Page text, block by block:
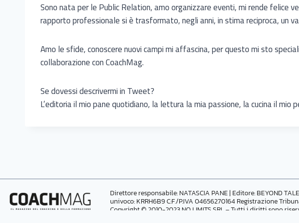
Sono nata per le Public Relation, amo organizzare eventi, mi rende felice
rapporto professionale si è trasformato, negli anni, in stima reciproca, un
Amo le sfide, conoscere nuovi campi mi affascina, per questo mi sto
collaborazione con CoachMag.
Se dovessi descrivermi in Tweet?
L’editoria il mio pane quotidiano, la lettura la mia passione, la cucina il mio
Direttore responsabile: NATASCIA PANE | Editore: BEYOND
univoco: KRRH6B9 C:F./P.IVA 04656270164 Registrazione
Copyright © 2010-2023 NO LIMITS SRL – Tutti i diritti sono